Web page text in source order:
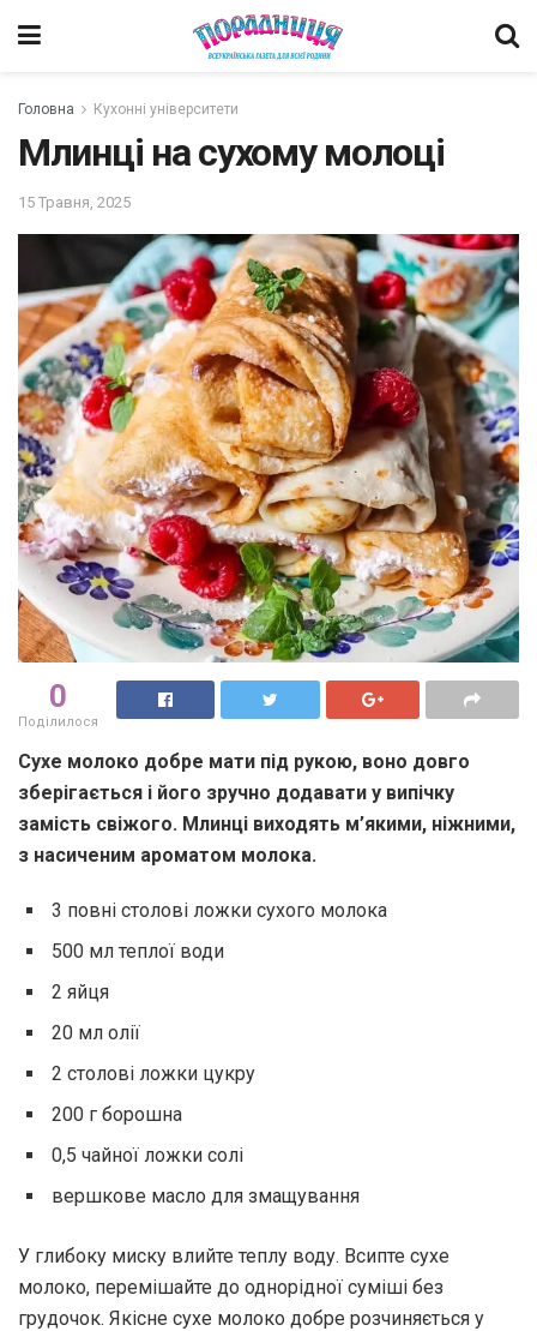
Головна Кухонні університети
Млинці на сухому молоці
15 Травня, 2025
0
Поділилося
Сухе молоко добре мати під рукою, воно довго
зберігається і його зручно додавати у випічку
замість свіжого. Млинці виходять м’якими, ніжними,
з насиченим ароматом молока.
3 повні столові ложки сухого молока
500 мл теплої води
2 яйця
20 мл олії
2 столові ложки цукру
200 г борошна
0,5 чайної ложки солі
вершкове масло для змащування
У глибоку миску влийте теплу воду. Всипте сухе
молоко, перемішайте до однорідної суміші без
грудочок. Якісне сухе молоко добре розчиняється у